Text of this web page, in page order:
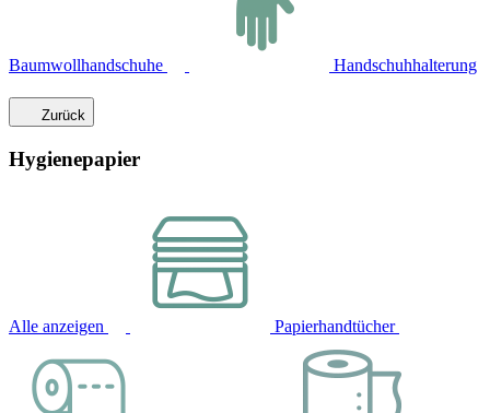
Baumwollhandschuhe Handschuhhalterung
Zurück
Hygienepapier
Alle anzeigen Papierhandtücher